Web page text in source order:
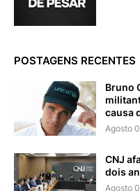
POSTAGENS RECENTES
Bruno
causa
Agosto
CNJ
dois
Agosto